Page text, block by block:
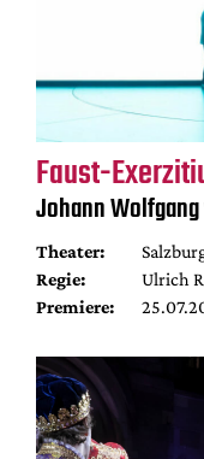
Faust-
Johann
Theater:
Regie:
Ulrich
Premiere: